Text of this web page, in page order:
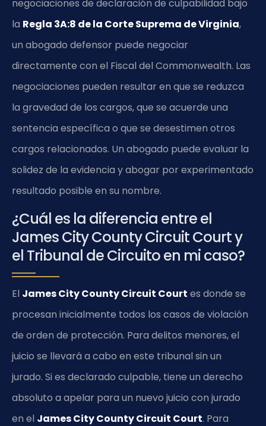
negociaciones de declaración de culpabilidad bajo
la Regla 3A:8 de la Corte Suprema de Virginia,
un abogado defensor puede negociar
directamente con el Fiscal del Commonwealth. Las
negociaciones pueden resultar en que se reduzca
la gravedad de los cargos, que se acuerde una
sentencia específica o que se desestimen otros
cargos relacionados. Un abogado puede evaluar la
solidez de la evidencia y abogar por experimentado
resultado posible en su nombre.
¿Cuál es la diferencia entre el
James City County Circuit Court y
el Tribunal de Circuito en mi caso?
El James City County Circuit Court es donde se
procesan inicialmente todos los casos de violación
de orden de protección. Para delitos menores, el
juicio se llevará a cabo en este tribunal sin un
jurado. Si es declarado culpable, tiene un derecho
absoluto a apelar para un nuevo juicio con jurado
en el James City County Circuit Court. Para